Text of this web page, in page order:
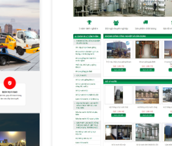
XEM THỬ